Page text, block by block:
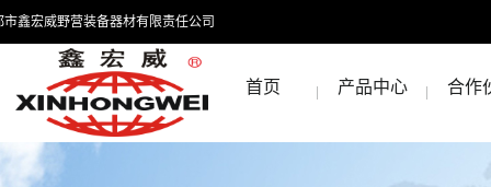
市鑫宏威野营装备器材有限责任公司
首页 产品中心 合作